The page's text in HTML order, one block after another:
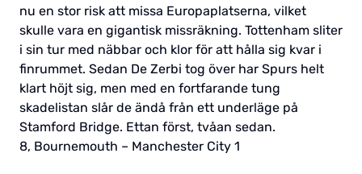
nu en stor risk att missa Europaplatserna, vilket
skulle vara en gigantisk missräkning. Tottenham sliter
i sin tur med näbbar och klor för att hålla sig kvar i
finrummet. Sedan De Zerbi tog över har Spurs helt
klart höjt sig, men med en fortfarande tung
skadelistan slår de ändå från ett underläge på
Stamford Bridge. Ettan först, tvåan sedan.
8, Bournemouth – Manchester City 1